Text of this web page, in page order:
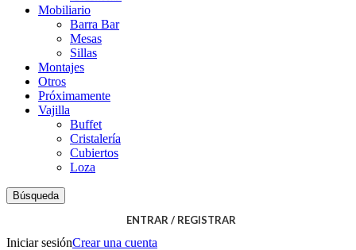
Mobiliario
Barra Bar
Mesas
Sillas
Montajes
Otros
Próximamente
Vajilla
Buffet
Cristalería
Cubiertos
Loza
Búsqueda
ENTRAR / REGISTRAR
Iniciar sesiónCrear una cuenta